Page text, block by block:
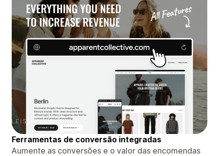
Ferramentas de conversão integradas
Aumente as conversões e o valor das encomendas